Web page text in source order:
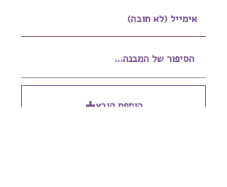
הוספת קובץ